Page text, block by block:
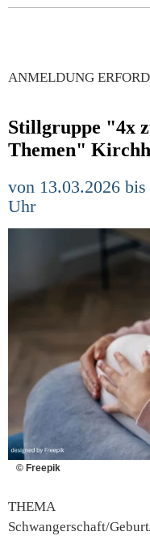
ANMELDUNG
Stillgruppe "4x
Themen"
von 13.03.2026
Uhr
© Freepik
THEMA
Schwangerschaft/